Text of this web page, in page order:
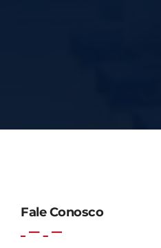
Fale Conosco